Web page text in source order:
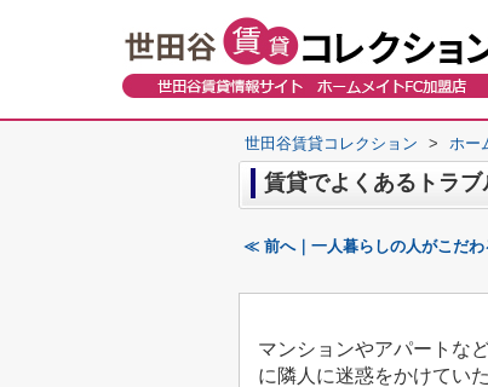
世田谷賃貸コレクション > ホー
賃貸でよくあるトラ
≪ 前へ｜一人暮らしの人がこだわ
マンションやアパートな
に隣人に迷惑をかけてい